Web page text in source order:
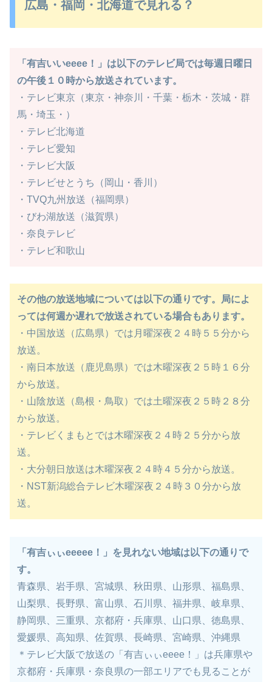
広島・福岡・北海道で見れる？
「有吉いいeeee！」は以下のテレビ局では毎週日曜日
の午後１０時から放送されています。
・テレビ東京（東京・神奈川・千葉・栃木・茨城・群
馬・埼玉・）
・テレビ北海道
・テレビ愛知
・テレビ大阪
・テレビせとうち（岡山・香川）
・TVQ九州放送（福岡県）
・びわ湖放送（滋賀県）
・奈良テレビ
・テレビ和歌山
その他の放送地域については以下の通りです。局によ
っては何週か遅れで放送されている場合もあります。
・中国放送（広島県）では月曜深夜２４時５５分から
放送。
・南日本放送（鹿児島県）では木曜深夜２５時１６分
から放送。
・山陰放送（島根・鳥取）では土曜深夜２５時２８分
から放送。
・テレビくまもとでは木曜深夜２４時２５分から放
送。
・大分朝日放送は木曜深夜２４時４５分から放送。
・NST新潟総合テレビ木曜深夜２４時３０分から放
送。
「有吉ぃぃeeeee！」を見れない地域は以下の通りで
す。
青森県、岩手県、宮城県、秋田県、山形県、福島県、
山梨県、長野県、富山県、石川県、福井県、岐阜県、
静岡県、三重県、京都府・兵庫県、山口県、徳島県、
愛媛県、高知県、佐賀県、長崎県、宮崎県、沖縄県
＊テレビ大阪で放送の「有吉ぃぃeeee！」は兵庫県や
京都府・兵庫県・奈良県の一部エリアでも見ることが